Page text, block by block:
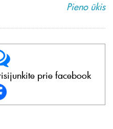
Pieno ūkis
prie facebook